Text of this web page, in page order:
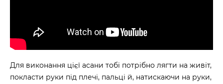
Для виконання цієї асани тобі потрібно лягти на живіт,
покласти руки під плечі, пальці й, натискаючи на руки,